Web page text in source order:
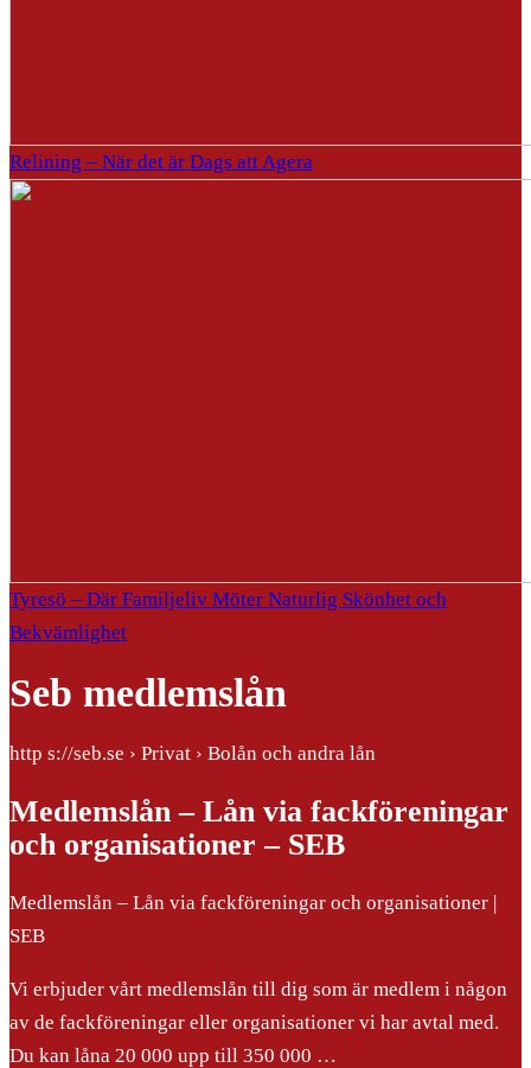
Relining – När det är Dags att Agera
Tyresö – Där Familjeliv Möter Naturlig Skönhet och
Bekvämlighet
Seb medlemslån
http s://seb.se › Privat › Bolån och andra lån
Medlemslån – Lån via fackföreningar
och organisationer – SEB
Medlemslån – Lån via fackföreningar och organisationer |
SEB
Vi erbjuder vårt medlemslån till dig som är medlem i någon
av de fackföreningar eller organisationer vi har avtal med.
Du kan låna 20 000 upp till 350 000 …